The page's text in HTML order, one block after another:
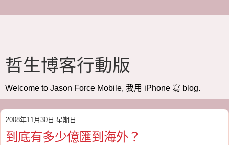
哲生博客行動版
Welcome to Jason Force Mobile, 我用 iPhone 寫 blog.
2008年11月30日 星期日
到底有多少億匯到海外？